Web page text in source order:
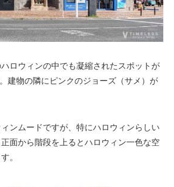
ロウィンの中でも凝縮されたスポットが
建物の隣にピンクのジョーズ（サメ）が
ンムードですが、特にハロウィンらしい
面から階段を上るとハロウィン一色な空
。